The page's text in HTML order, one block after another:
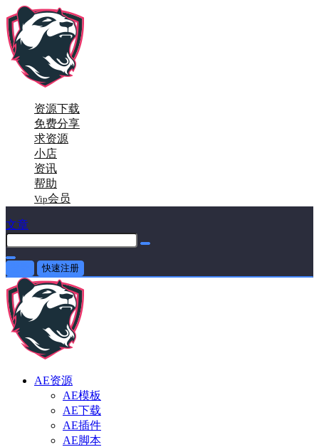
资源下载
免费分享
求资源
小店
资讯
帮助
Vip会员
文章
快速注册
AE资源
AE模板
AE下载
AE插件
AE脚本